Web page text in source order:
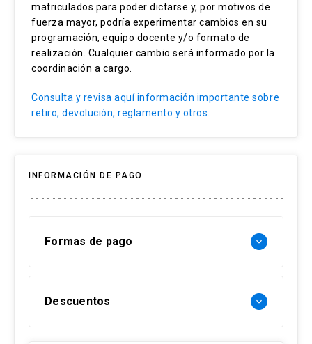
Desarrollo del habla
Apraxia del Habla Infantil
Evaluación dinámica del habla
matriculados para poder dictarse y, por motivos de
fuerza mayor, podría experimentar cambios en su
programación, equipo docente y/o formato de
realización. Cualquier cambio será informado por la
coordinación a cargo.
Consulta y revisa aquí información importante sobre
retiro, devolución, reglamento y otros.
INFORMACIÓN DE PAGO
Formas de pago keyboard_arrow_down
Descuentos keyboard_arrow_down